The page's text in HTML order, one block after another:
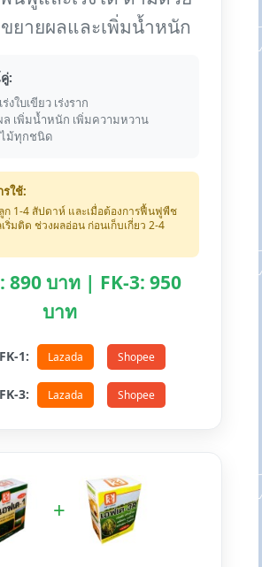
ขยายผลและเพิ่มน้ำหนัก
:
ร่งใบเขียว เร่งราก
ล เพิ่มน้ำหนัก เพิ่มความหวาน
ไม้ทุกชนิด
รใช้:
ก 1-4 สัปดาห์ และเมื่อต้องการฟื้นฟูพืช
เริ่มติด ช่วงผลอ่อน ก่อนเก็บเกี่ยว 2-4
890 บาท | FK-3: 950
บาท
1: Lazada Shopee
3: Lazada Shopee
+